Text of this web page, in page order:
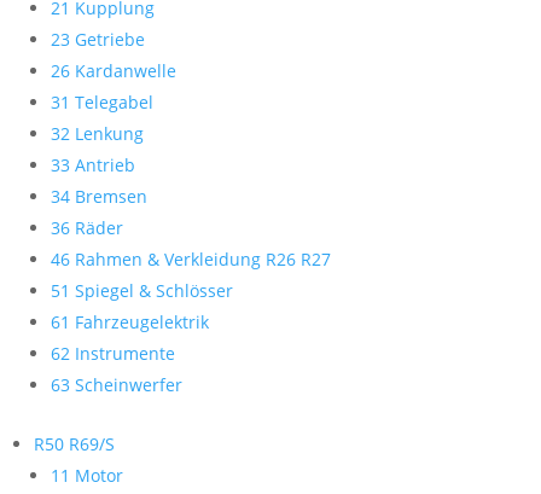
21 Kupplung
23 Getriebe
26 Kardanwelle
31 Telegabel
32 Lenkung
33 Antrieb
34 Bremsen
36 Räder
46 Rahmen & Verkleidung R26 R27
51 Spiegel & Schlösser
61 Fahrzeugelektrik
62 Instrumente
63 Scheinwerfer
R50 R69/S
11 Motor